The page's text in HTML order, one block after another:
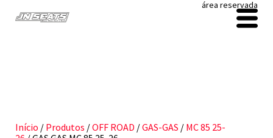
área reservada
Início / Produtos /OFF ROAD /GAS-GAS / MC 85 25-